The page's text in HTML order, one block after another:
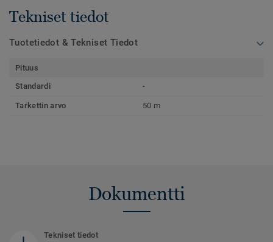
Tekniset tiedot
Tuotetiedot & Tekniset Tiedot
Pituus
Standardi
-
Tarkettin arvo 50 m
Dokumentti
Tekniset tiedot